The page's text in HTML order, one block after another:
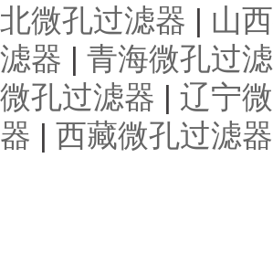
北微孔过滤器 | 山
滤器 | 青海微孔过
微孔过滤器 | 辽宁
器 | 西藏微孔过滤器